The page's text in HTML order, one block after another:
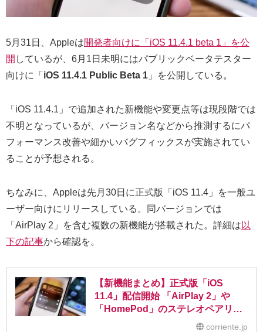
5月31日、Appleは開発者向けに「iOS 11.4.1 beta 1」を公
開 しているが、6月1日未明にはパブリックベータテスター
向けに「 iOS 11.4.1 Public Beta 1 」を公開している。
「iOS 11.4.1」で追加された新機能や変更点等は現段階では
不明となっているが、バージョン名などから推測するにパ
フォーマンス改善や細かいバグフィックスが実施されてい
ることが予想される。
ちなみに、Appleは先月30日に正式版「iOS 11.4」を一般ユ
ーザー向けにリリースしている。同バージョンでは
「AirPlay 2」を含む複数の新機能が搭載された。詳細は 以
下の記事から確認を。
【新機能まとめ】正式版「iOS
11.4」配信開始 「AirPlay 2」や
「HomePod」のステレオペアリン
corriente.jp